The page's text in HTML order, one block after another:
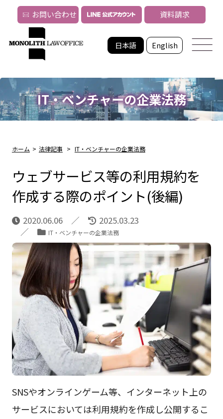
日本語 English
お問い合わせ 資料請求
IT・ベンチャーの企業法務
ホーム > 法律記事 > IT・ベンチャーの企業法務
ウェブサービス等の利用規約を
作成する際のポイント(後編)
2020.06.06 2025.03.23
IT・ベンチャーの企業法務
SNSやオンラインゲーム等、インターネット上の
サービスにおいては利用規約を作成し公開するこ